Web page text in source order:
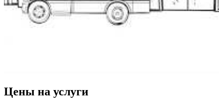
Цены на услуги